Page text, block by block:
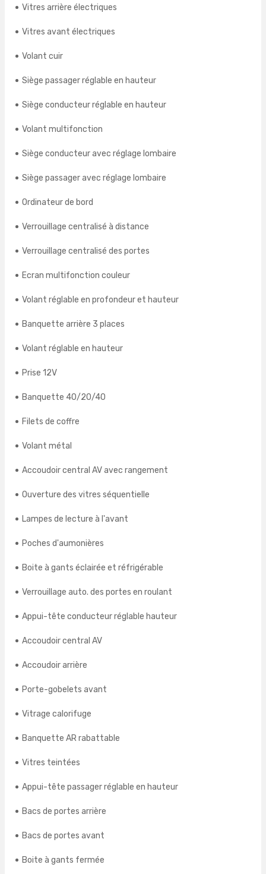
Vitres arrière électriques
Vitres avant électriques
Volant cuir
Siège passager réglable en hauteur
Siège conducteur réglable en hauteur
Volant multifonction
Siège conducteur avec réglage lombaire
Siège passager avec réglage lombaire
Ordinateur de bord
Verrouillage centralisé à distance
Verrouillage centralisé des portes
Ecran multifonction couleur
Volant réglable en profondeur et hauteur
Banquette arrière 3 places
Volant réglable en hauteur
Prise 12V
Banquette 40/20/40
Filets de coffre
Volant métal
Accoudoir central AV avec rangement
Ouverture des vitres séquentielle
Lampes de lecture à l'avant
Poches d'aumonières
Boite à gants éclairée et réfrigérable
Verrouillage auto. des portes en roulant
Appui-tête conducteur réglable hauteur
Accoudoir central AV
Accoudoir arrière
Porte-gobelets avant
Vitrage calorifuge
Banquette AR rabattable
Vitres teintées
Appui-tête passager réglable en hauteur
Bacs de portes arrière
Bacs de portes avant
Boite à gants fermée